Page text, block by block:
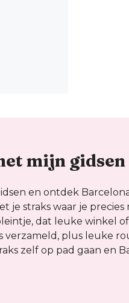
mijn gidsen
en ontdek
je straks waar je
dat leuke winkel
verzameld, plus leuke
zelf op pad gaan en